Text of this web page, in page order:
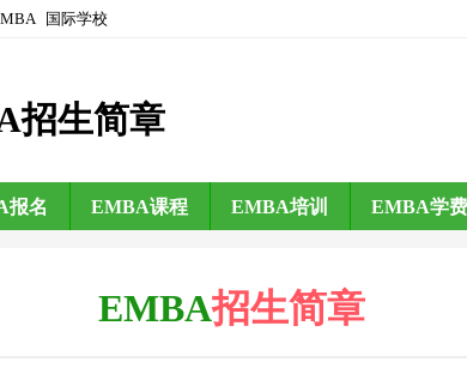
MBA 国际学校
招生简章
报名 EMBA课程 EMBA培训 EMBA学费
EMBA招生简章